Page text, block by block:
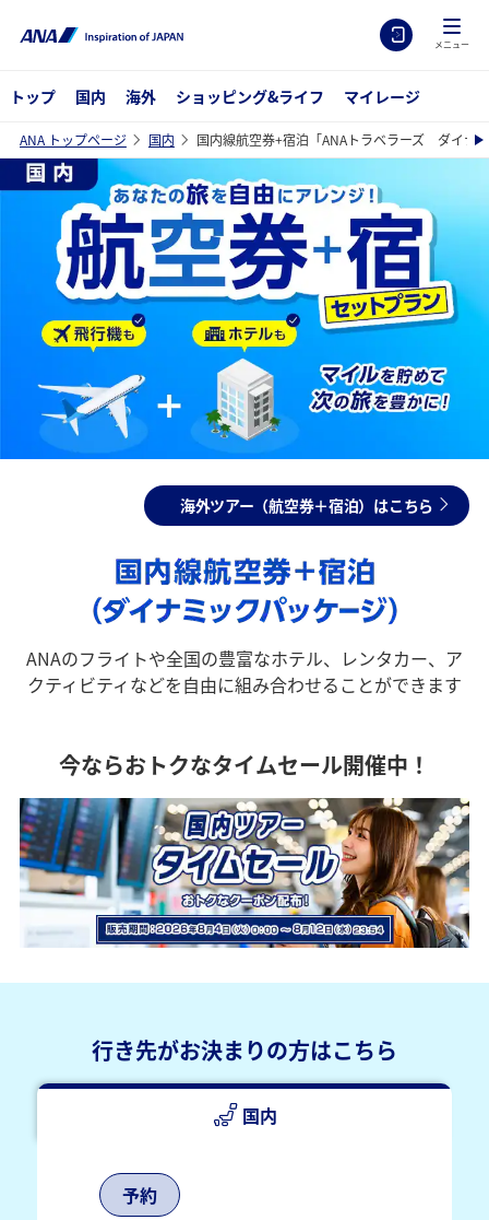
メニュー
トップ 国内 海外 ショッピング&ライフ マイレージ
ANA トップページ 国内 国内線航空券+宿泊「ANAトラベラーズ ダイナ
海外ツアー（航空券＋宿泊）はこちら
ANAのフライトや全国の豊富なホテル、レンタカー、ア
クティビティなどを自由に組み合わせることができます
今ならおトクなタイムセール開催中！
行き先がお決まりの方はこちら
国内
予約